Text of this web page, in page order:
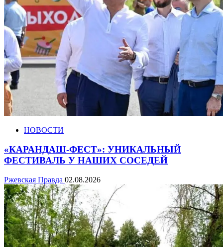
НОВОСТИ
«КАРАНДАШ-ФЕСТ»: УНИКАЛЬНЫЙ
ФЕСТИВАЛЬ У НАШИХ СОСЕДЕЙ
Ржевская Правда 02.08.2026